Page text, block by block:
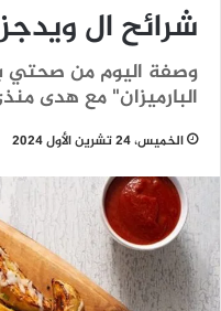
شرائح ال ويدجز
وصفة اليوم من صحتي
البارميزان" مع هدى
الخميس، 24 تشرين الأول 2024